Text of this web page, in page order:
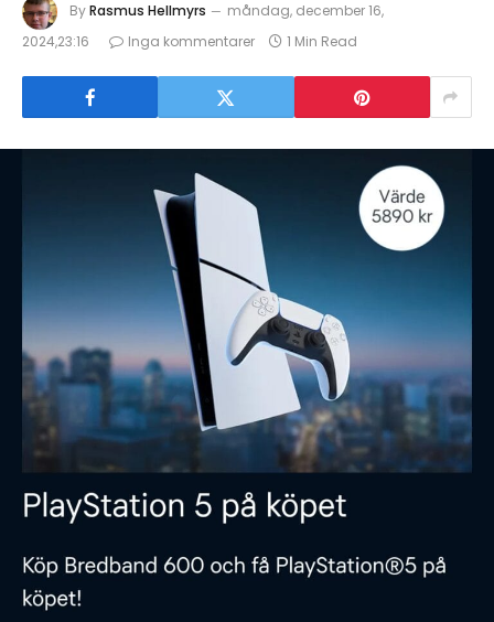
ByRasmus Hellmyrs
måndag, december 16,
2024,23:16
Inga kommentarer 1 Min Read